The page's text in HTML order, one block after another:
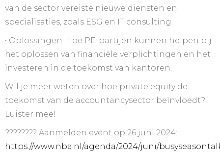
van de sector vereiste nieuwe diensten en
specialisaties, zoals ESG en IT consulting.
•⁠ ⁠Oplossingen: Hoe PE-partijen kunnen helpen bij
het oplossen van financiële verplichtingen en het
investeren in de toekomst van kantoren.
Wil je meer weten over hoe private equity de
toekomst van de accountancysector beïnvloedt?
Luister mee!
???????? Aanmelden event op 26 juni 2024:
https://www.nba.nl/agenda/2024/juni/